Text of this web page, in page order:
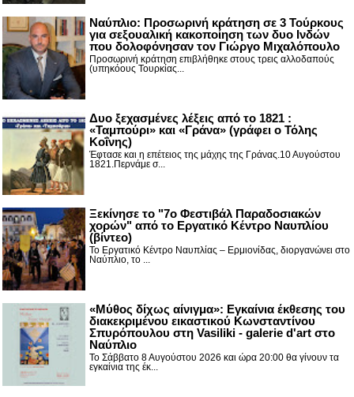
Ναύπλιο: Προσωρινή κράτηση σε 3 Τούρκους
για σεξουαλική κακοποίηση των δυο Ινδών
που δολοφόνησαν τον Γιώργο Μιχαλόπουλο
Προσωρινή κράτηση επιβλήθηκε στους τρεις αλλοδαπούς
(υπηκόους Τουρκίας...
Δυο ξεχασμένες λέξεις από το 1821 :
«Ταμπούρι» και «Γράνα» (γράφει ο Τόλης
Κοΐνης)
Έφτασε και η επέτειος της μάχης της Γράνας.10 Αυγούστου
1821.Περνάμε σ...
Ξεκίνησε το "7ο Φεστιβάλ Παραδοσιακών
χορών" από το Εργατικό Κέντρο Ναυπλίου
(βίντεο)
Το Εργατικό Κέντρο Ναυπλίας – Ερμιονίδας, διοργανώνει στο
Ναύπλιο, το ...
«Μύθος δίχως αίνιγμα»: Εγκαίνια έκθεσης του
διακεκριμένου εικαστικού Κωνσταντίνου
Σπυρόπουλου στη Vasiliki - galerie d'art στο
Ναύπλιο
Το Σάββατο 8 Αυγούστου 2026 και ώρα 20:00 θα γίνουν τα
εγκαίνια της έκ...